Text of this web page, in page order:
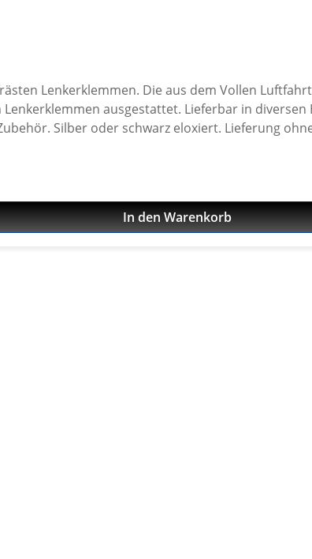
Lenkerklemmen. Die aus dem Vollen
ausgestattet. Lieferbar in diversen Höhen von 10 bis
Silber oder schwarz eloxiert. Lieferung ohne
In den Warenkorb